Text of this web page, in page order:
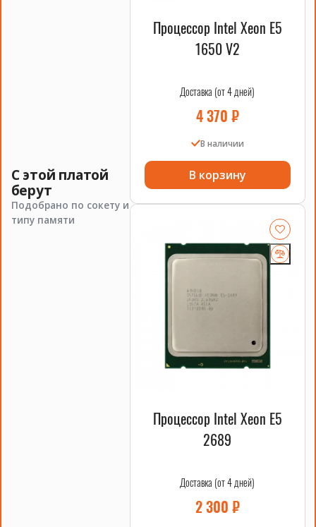
С этой платой
берут
Подобрано по сокету и
типу памяти
Процессор Intel Xeon E5
1650 V2
Доставка (от 4 дней)
4 370 ₽
В наличии
В корзину
Процессор Intel Xeon E5
2689
Доставка (от 4 дней)
2 300 ₽